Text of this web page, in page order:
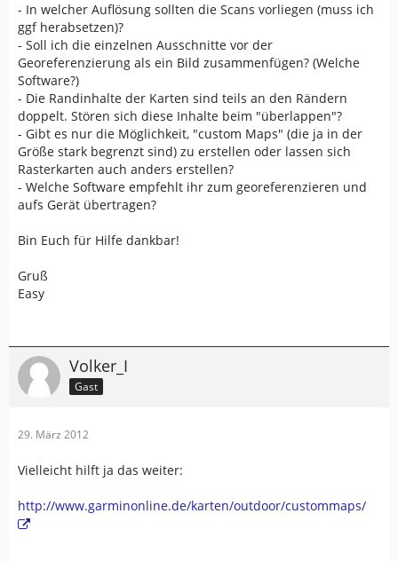
- In welcher Auflösung sollten die Scans vorliegen (muss ich
ggf herabsetzen)?
- Soll ich die einzelnen Ausschnitte vor der
Georeferenzierung als ein Bild zusammenfügen? (Welche
Software?)
- Die Randinhalte der Karten sind teils an den Rändern
doppelt. Stören sich diese Inhalte beim "überlappen"?
- Gibt es nur die Möglichkeit, "custom Maps" (die ja in der
Größe stark begrenzt sind) zu erstellen oder lassen sich
Rasterkarten auch anders erstellen?
- Welche Software empfehlt ihr zum georeferenzieren und
aufs Gerät übertragen?
Bin Euch für Hilfe dankbar!
Gruß
Easy
Volker_I
Gast
29. März 2012
Vielleicht hilft ja das weiter:
http://www.garminonline.de/karten/outdoor/custommaps/